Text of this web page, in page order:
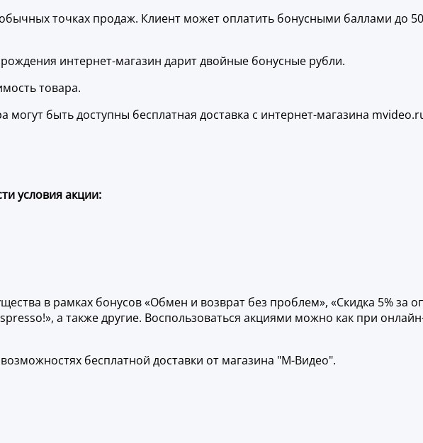
точках продаж. Клиент может оплатить бонусными баллами до
интернет-магазин дарит двойные бонусные рубли.
товара.
быть доступны бесплатная доставка с интернет-магазина
условия акции:
в рамках бонусов «Обмен и возврат без проблем», «Скидка 5% за
а также другие. Воспользоваться акциями можно как при
бесплатной доставки от магазина "М-Видео".